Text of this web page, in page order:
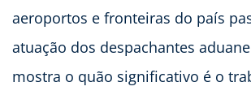
aeroportos e fronteiras do país
atuação dos despachantes
mostra o quão significativo é o